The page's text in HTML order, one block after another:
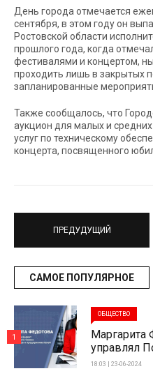
День города отмечается
сентября, в этом году он
Ростовской области
прошлого года, когда
фестивалями и концертом,
проходить лишь в закрытых
запланированные
Также сообщалось, что
аукцион для малых и
услуг по техническому
концерта, посвященного
ПРЕДУДУЩИЙ
САМОЕ ПОПУЛЯРНОЕ
ОБЩЕСТВО
Маргарита
управлял
18:03 | 23-06-2024
1